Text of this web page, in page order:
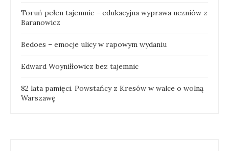
Toruń pełen tajemnic – edukacyjna wyprawa uczniów z
Baranowicz
Bedoes – emocje ulicy w rapowym wydaniu
Edward Woyniłłowicz bez tajemnic
82 lata pamięci. Powstańcy z Kresów w walce o wolną
Warszawę